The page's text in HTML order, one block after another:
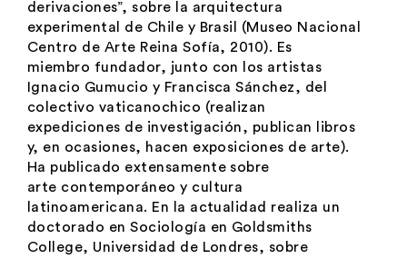
derivaciones”, sobre la arquitectura
experimental de Chile y Brasil (Museo Nacional
Centro de Arte Reina Sofía, 2010). Es
miembro fundador, junto con los artistas
Ignacio Gumucio y Francisca Sánchez, del
colectivo vaticanochico (realizan
expediciones de investigación, publican libros
y, en ocasiones, hacen exposiciones de arte).
Ha publicado extensamente sobre
arte contemporáneo y cultura
latinoamericana. En la actualidad realiza un
doctorado en Sociología en Goldsmiths
College, Universidad de Londres, sobre